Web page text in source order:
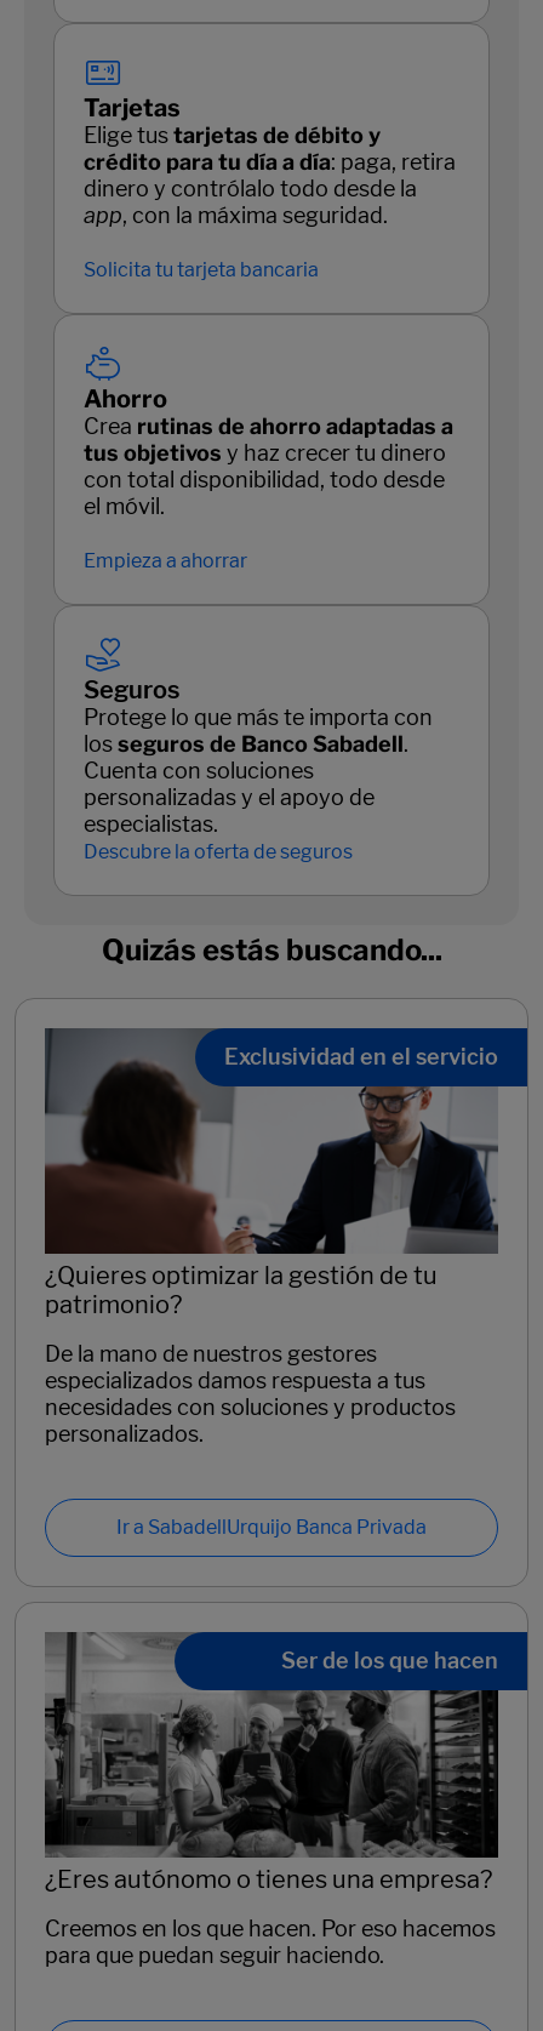
Tarjetas
Elige tustarjetas de débito y
crédito para tu día a día: paga, retira
dinero y contrólalo todo desde la
app, con la máxima seguridad.
Solicita tu tarjeta bancaria
Ahorro
Crea rutinas de ahorro adaptadas a
tus objetivos y haz crecer tu dinero
con total disponibilidad, todo desde
el móvil.
Empieza a ahorrar
Seguros
Protege lo que más te importa con
losseguros de Banco Sabadell.
Cuenta con soluciones
personalizadas y el apoyo de
especialistas.
Descubre la oferta de seguros
Quizás estás buscando...
Exclusividad en el servicio
¿Quieres optimizar la gestión de tu
patrimonio?
De la mano de nuestros gestores
especializados damos respuesta a tus
necesidades con soluciones y productos
personalizados.
Ir a SabadellUrquijo Banca Privada
Ser de los que hacen
¿Eres autónomo o tienes una empresa?
Creemos en los que hacen. Por eso hacemos
para que puedan seguir haciendo.